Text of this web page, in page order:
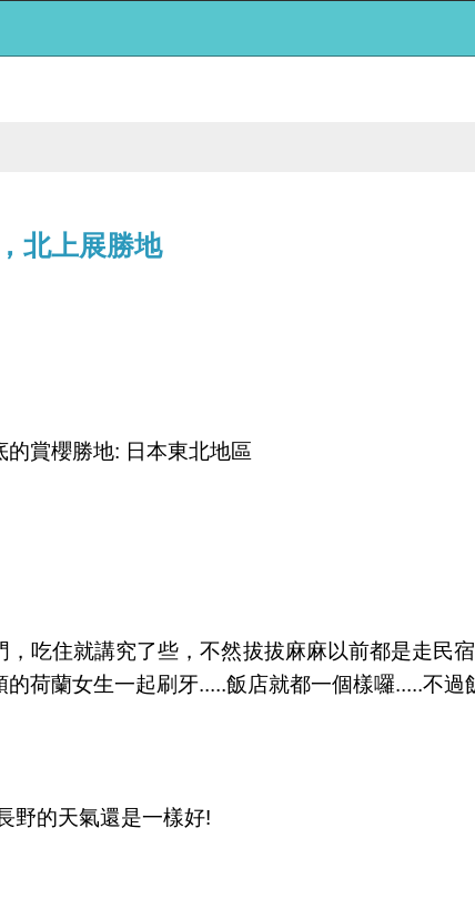
北上展勝地
賞櫻勝地: 日本東北地區
吃住就講究了些，不然拔拔麻麻以前都是走民
荷蘭女生一起刷牙.....飯店就都一個樣囉.....不過
野的天氣還是一樣好!